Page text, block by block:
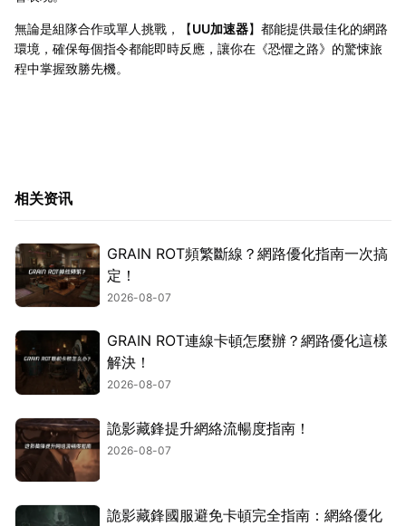
無論是組隊合作或單人挑戰，【UU加速器】都能提供最佳化的網路
環境，確保每個指令都能即時反應，讓你在《恐懼之路》的驚悚旅
程中掌握致勝先機。
相关资讯
GRAIN ROT頻繁斷線？網路優化指南一次搞
定！
2026-08-07
GRAIN ROT連線卡頓怎麼辦？網路優化這樣
解決！
2026-08-07
詭影藏鋒提升網絡流暢度指南！
2026-08-07
詭影藏鋒國服避免卡頓完全指南：網絡優化